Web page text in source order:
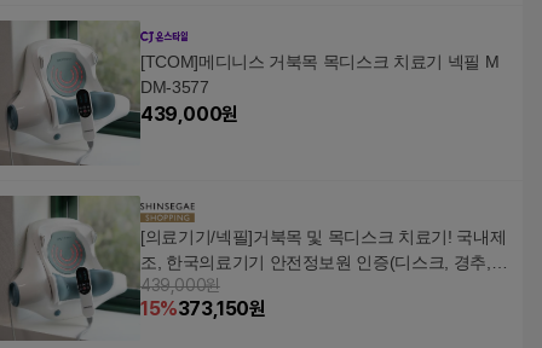
[TCOM]메디니스 거북목 목디스크 치료기 넥필 M
DM-3577
439,000원
[의료기기/넥필]거북목 및 목디스크 치료기! 국내제
조, 한국의료기기 안전정보원 인증(디스크, 경추,
추간판탈출증치료목적)
439,000원
15%373,150원